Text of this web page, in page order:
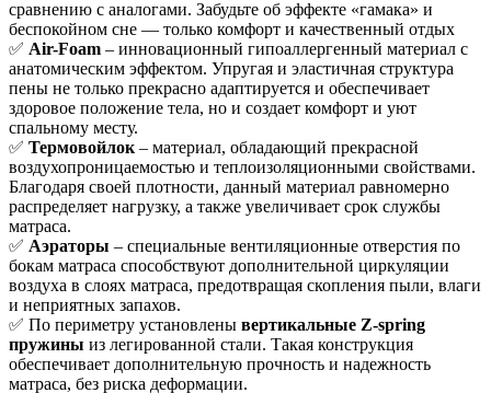
сравнению с аналогами. Забудьте об эффекте «гамака» и
беспокойном сне — только комфорт и качественный отдых
✅ Air-Foam – инновационный гипоаллергенный материал с
анатомическим эффектом. Упругая и эластичная структура
пены не только прекрасно адаптируется и обеспечивает
здоровое положение тела, но и создает комфорт и уют
спальному месту.
✅ Термовойлок – материал, обладающий прекрасной
воздухопроницаемостью и теплоизоляционными свойствами.
Благодаря своей плотности, данный материал равномерно
распределяет нагрузку, а также увеличивает срок службы
матраса.
✅ Аэраторы – специальные вентиляционные отверстия по
бокам матраса способствуют дополнительной циркуляции
воздуха в слоях матраса, предотвращая скопления пыли, влаги
и неприятных запахов.
✅ По периметру установлены вертикальные Z-spring
пружины из легированной стали. Такая конструкция
обеспечивает дополнительную прочность и надежность
матраса, без риска деформации.